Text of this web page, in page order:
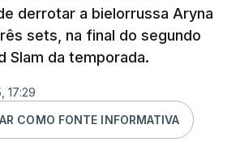
derrotar a bielorrussa Aryna
sets, na final do segundo
Slam da temporada.
17:29
COMO FONTE INFORMATIVA